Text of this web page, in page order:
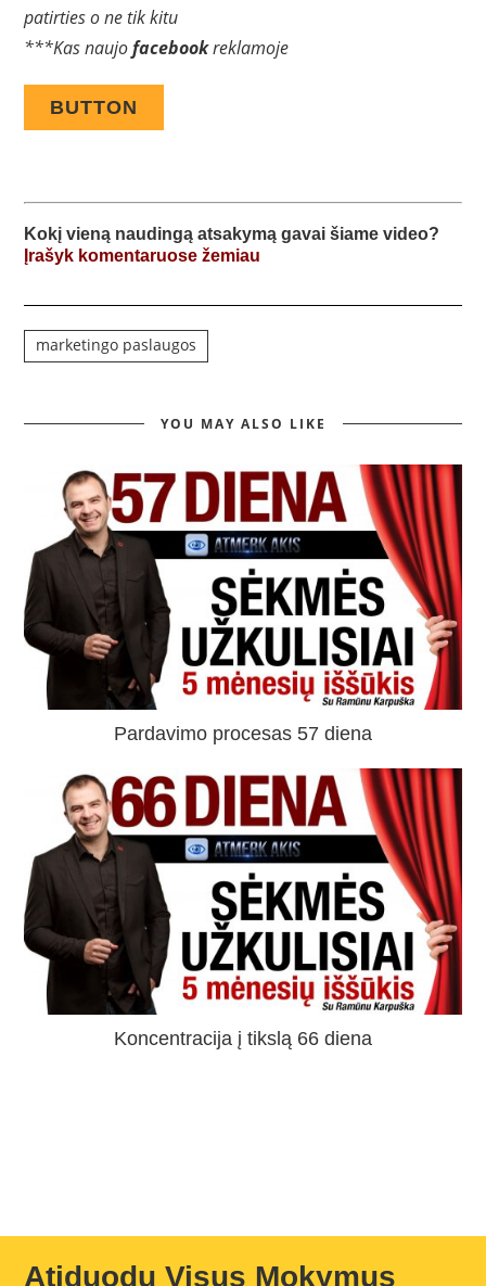
patirties o ne tik kitu
***Kas naujofacebookreklamoje
BUTTON
Kokį vieną naudingą atsakymą gavai šiame video?
Įrašyk komentaruose žemiau
marketingo paslaugos
YOU MAY ALSO LIKE
Pardavimo procesas 57 diena
Koncentracija į tikslą 66 diena
Atiduodu Visus Mokymus